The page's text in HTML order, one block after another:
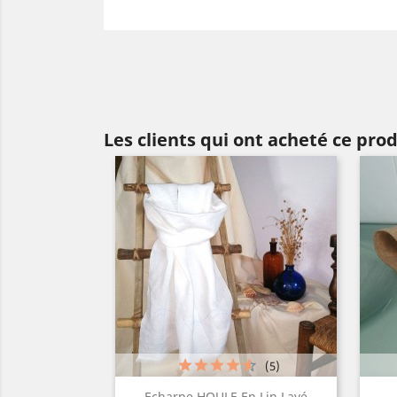
Les clients qui ont acheté ce
(5)